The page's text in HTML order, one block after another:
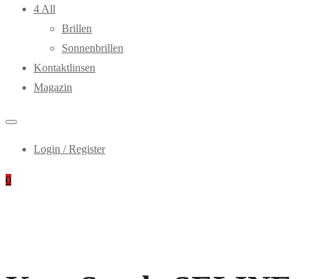
4 All
Brillen
Sonnenbrillen
Kontaktlinsen
Magazin
Login / Register
0